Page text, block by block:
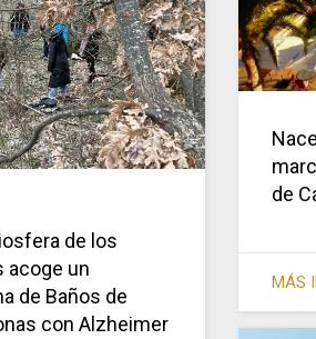
de los
acoge un
de Baños de
con Alzheimer
de
MÁS